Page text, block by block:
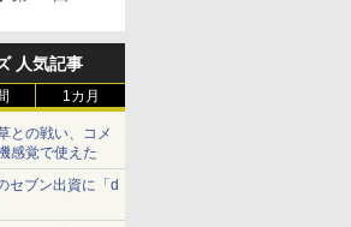
人気記事
1カ月
との戦い、コメ
感覚で使えた
セブン出資に「d